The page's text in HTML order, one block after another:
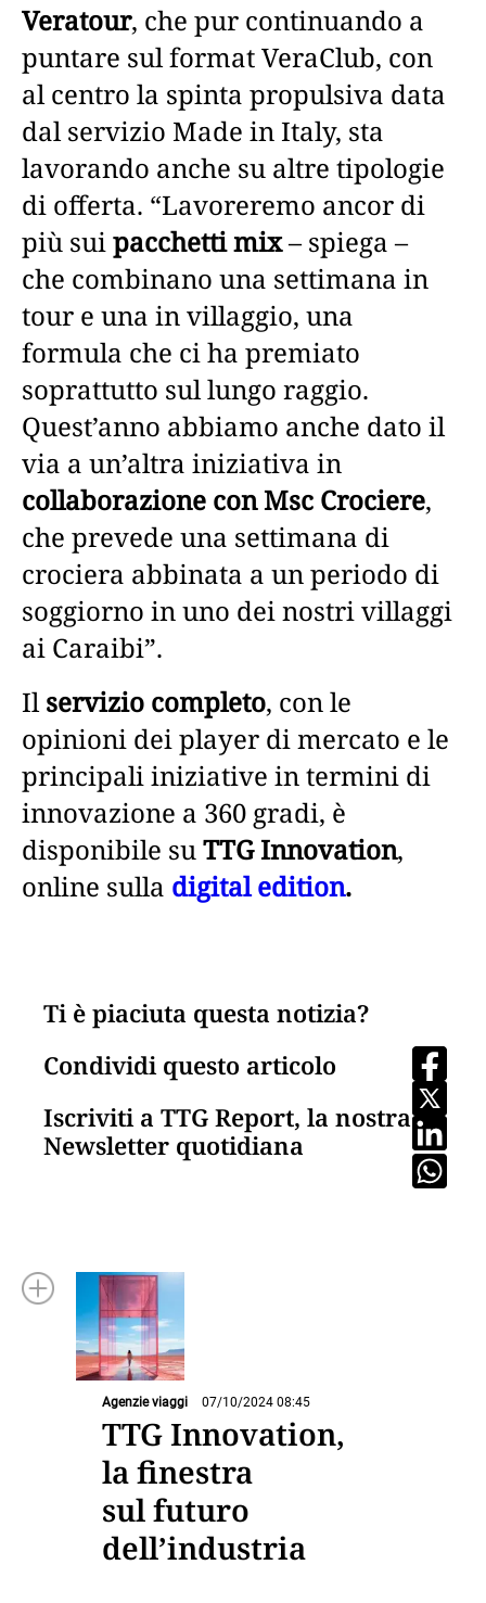
Veratour, che pur continuando a
puntare sul format VeraClub, con
al centro la spinta propulsiva data
dal servizio Made in Italy, sta
lavorando anche su altre tipologie
di offerta. “Lavoreremo ancor di
più suipacchetti mix– spiega –
che combinano una settimana in
tour e una in villaggio, una
formula che ci ha premiato
soprattutto sul lungo raggio.
Quest’anno abbiamo anche dato il
via a un’altra iniziativa in
collaborazione con Msc Crociere,
che prevede una settimana di
crociera abbinata a un periodo di
soggiorno in uno dei nostri villaggi
ai Caraibi”.
Ilservizio completo, con le
opinioni dei player di mercato e le
principali iniziative in termini di
innovazione a 360 gradi, è
disponibile suTTG Innovation,
online sulla digital edition.
Ti è piaciuta questa notizia?
Condividi questo articolo
Iscriviti a TTG Report, la nostra
Newsletter quotidiana
Agenzie viaggi 07/10/2024 08:45
TTG Innovation,
la finestra
sul futuro
dell’industria